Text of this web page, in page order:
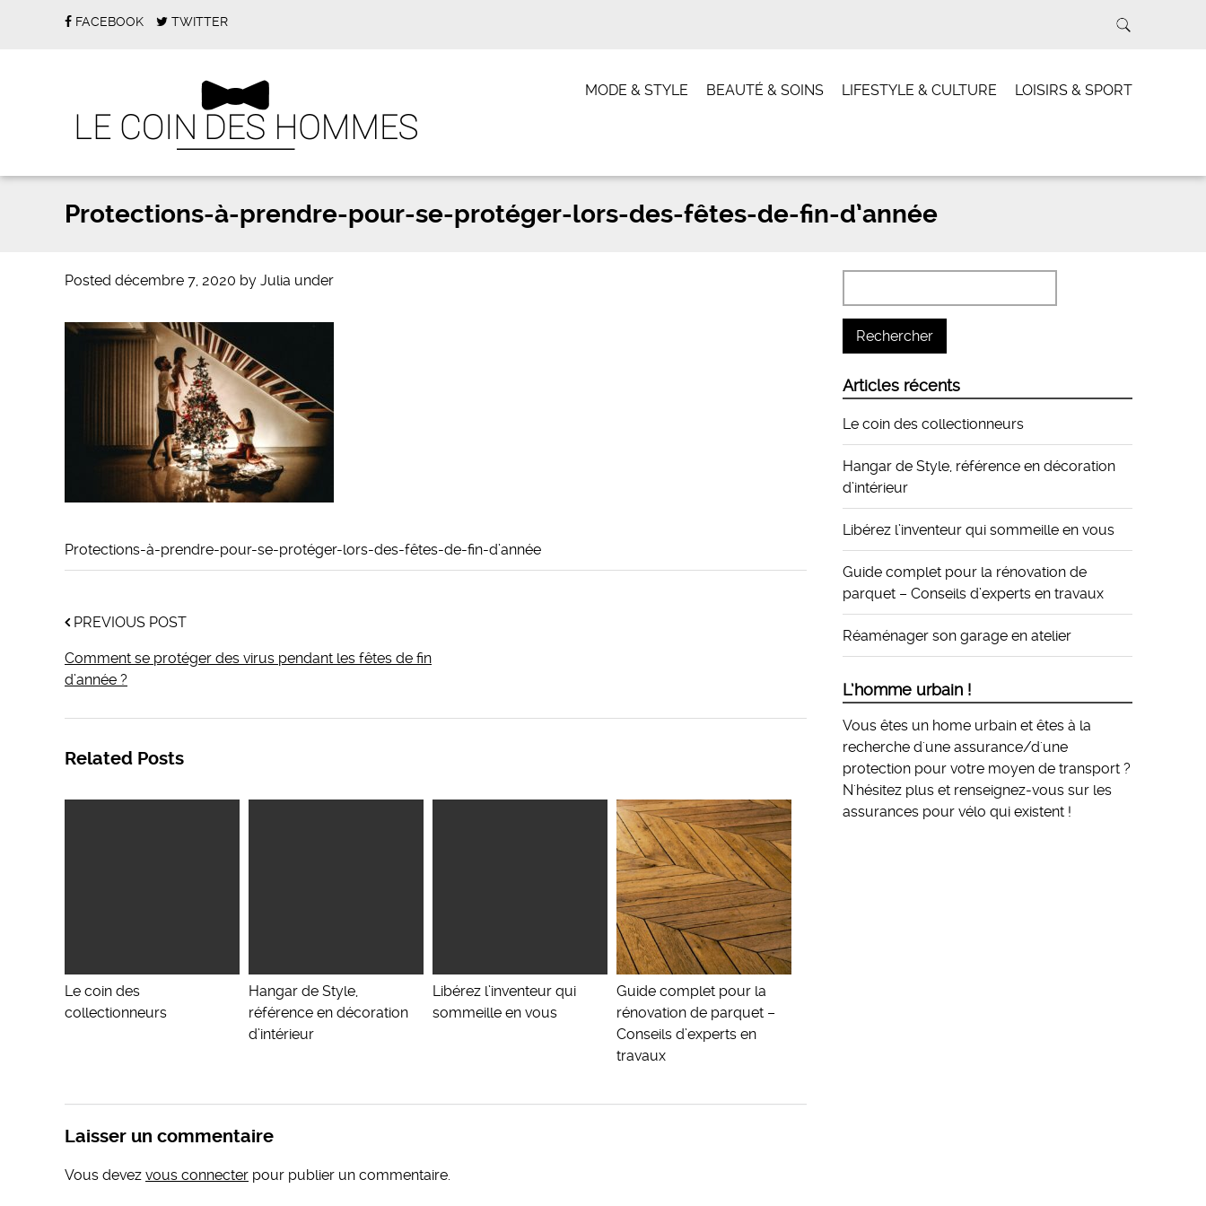
FACEBOOK TWITTER
MODE & STYLE BEAUTÉ & SOINS LIFESTYLE & CULTURE LOISIRS & SPORT
Protections-à-prendre-pour-se-protéger-lors-des-fêtes-de-fin-d’année
Posted décembre 7, 2020 by Julia under
Protections-à-prendre-pour-se-protéger-lors-des-fêtes-de-fin-d’année
PREVIOUS POST
Comment se protéger des virus pendant les fêtes de fin
d’année ?
Related Posts
Le coin des
collectionneurs
Hangar de Style,
référence en décoration
d’intérieur
Libérez l’inventeur qui
sommeille en vous
Guide complet pour la
rénovation de parquet –
Conseils d’experts en
travaux
Laisser un commentaire
Vous devez vous connecter pour publier un commentaire.
Articles récents
Le coin des collectionneurs
Hangar de Style, référence en décoration
d’intérieur
Libérez l’inventeur qui sommeille en vous
Guide complet pour la rénovation de
parquet – Conseils d’experts en travaux
Réaménager son garage en atelier
L’homme urbain !
Vous êtes un home urbain et êtes à la
recherche d'une assurance/d'une
protection pour votre moyen de transport ?
N'hésitez plus et renseignez-vous sur les
assurances pour vélo qui existent !